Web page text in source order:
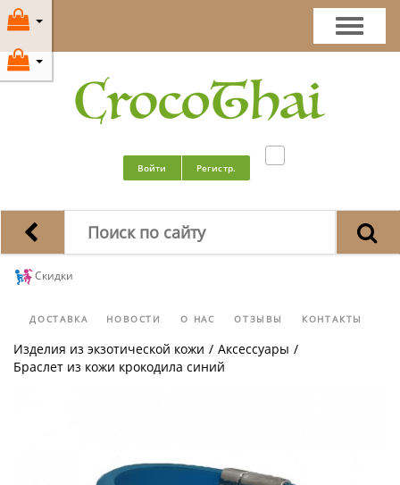
Войти Регистр.
Скидки
ДОСТАВКА НОВОСТИ О НАС ОТЗЫВЫ КОНТАКТЫ
Изделия из экзотической кожи / Аксессуары /
Браслет из кожи крокодила синий